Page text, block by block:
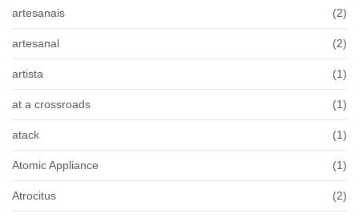
artesanais (2)
artesanal (2)
artista (1)
at a crossroads (1)
atack (1)
Atomic Appliance (1)
Atrocitus (2)